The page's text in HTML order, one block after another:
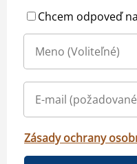
Chcem odpoveď
Zásady ochrany